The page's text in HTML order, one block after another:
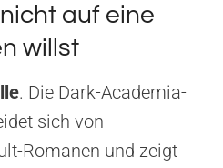
auf eine
willst
. Die Dark-Academia-
sich von
Romanen und zeigt